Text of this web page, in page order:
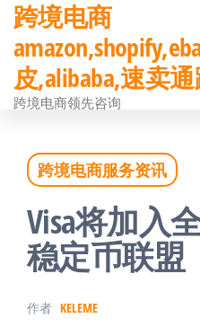
前
往
内
跨境电商
皮,alibaba,速卖
跨境电商领先咨询
跨境电商服务资讯
Visa将加入
稳定币联盟
作者 KELEME